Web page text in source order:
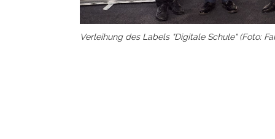
Verleihung des Labels "Digitale Schule" (Foto: